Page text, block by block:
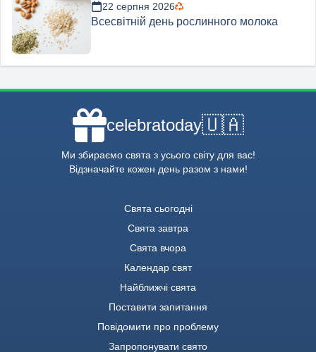
22 серпня 2026
Всесвітній день рослинного молока
celebratoday🇺🇦
Ми збираємо свята з усього світу для вас!
Відзначайте кожен день разом з нами!
Свята сьогодні
Свята завтра
Свята вчора
Календар свят
Найближчі свята
Поставити запитання
Повідомити про проблему
Запропонувати свято